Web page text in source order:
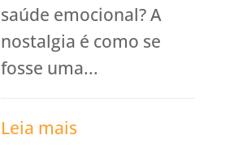
saúde emocional? A
nostalgia é como se
fosse uma...
Leia mais